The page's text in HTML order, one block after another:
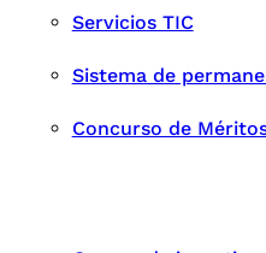
Servicios TIC
Sistema de
Concurso de